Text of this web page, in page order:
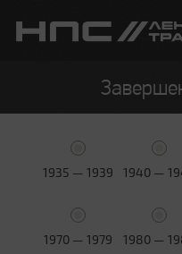
1935 — 1939 1940 —
1970 — 1979 1980 —